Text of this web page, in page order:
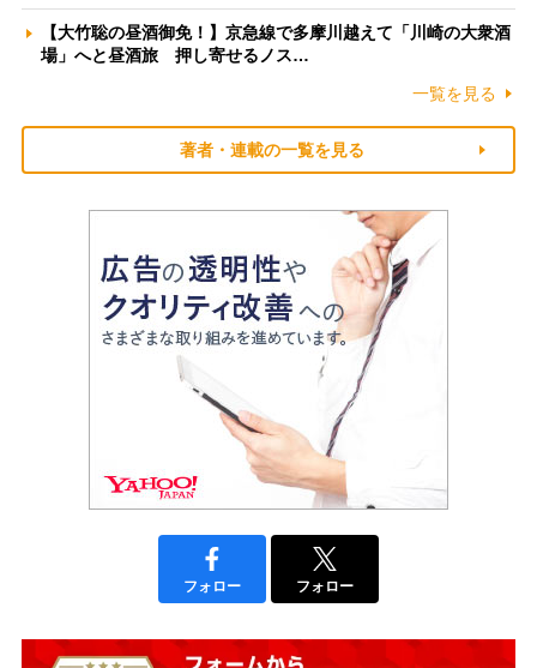
【大竹聡の昼酒御免！】京急線で多摩川越えて「川崎の大衆酒
場」へと昼酒旅 押し寄せるノス…
一覧を見る
著者・連載の一覧を見る
フォロー フォロー